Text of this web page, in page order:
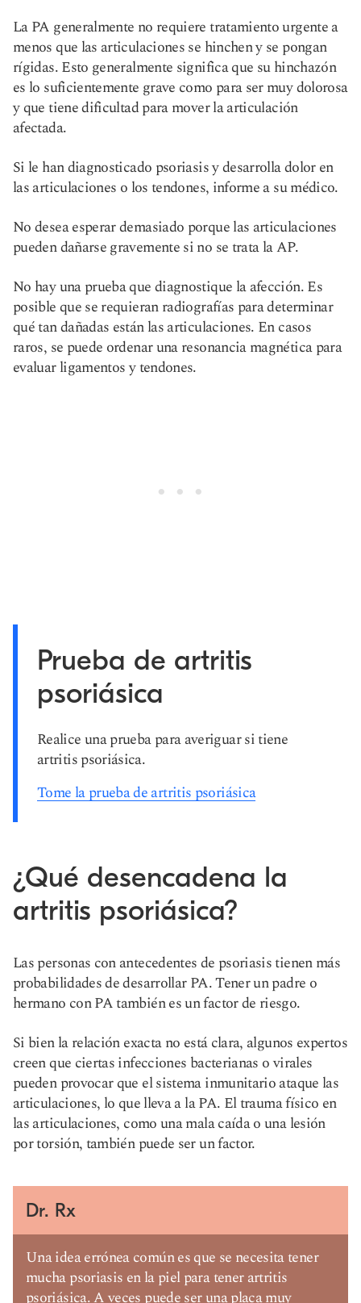
La PA generalmente no requiere tratamiento urgente a
menos que las articulaciones se hinchen y se pongan
rígidas. Esto generalmente significa que su hinchazón
es lo suficientemente grave como para ser muy dolorosa
y que tiene dificultad para mover la articulación
afectada.
Si le han diagnosticado psoriasis y desarrolla dolor en
las articulaciones o los tendones, informe a su médico.
No desea esperar demasiado porque las articulaciones
pueden dañarse gravemente si no se trata la AP.
No hay una prueba que diagnostique la afección. Es
posible que se requieran radiografías para determinar
qué tan dañadas están las articulaciones. En casos
raros, se puede ordenar una resonancia magnética para
evaluar ligamentos y tendones.
Prueba de artritis
psoriásica
Realice una prueba para averiguar si tiene
artritis psoriásica.
Tome la prueba de artritis psoriásica
¿Qué desencadena la
artritis psoriásica?
Las personas con antecedentes de psoriasis tienen más
probabilidades de desarrollar PA. Tener un padre o
hermano con PA también es un factor de riesgo.
Si bien la relación exacta no está clara, algunos expertos
creen que ciertas infecciones bacterianas o virales
pueden provocar que el sistema inmunitario ataque las
articulaciones, lo que lleva a la PA. El trauma físico en
las articulaciones, como una mala caída o una lesión
por torsión, también puede ser un factor.
Dr. Rx
Una idea errónea común es que se necesita tener
mucha psoriasis en la piel para tener artritis
psoriásica. A veces puede ser una placa muy